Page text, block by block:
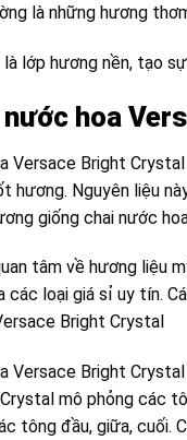
là những hương
lớp hương nền, tạo
hoa
Versace Bright
hương. Nguyên liệu
giống chai nước
tâm về hương liệu
các loại giá sỉ uy tín.
Bright Crystal
Versace Bright
mô phỏng các
tông đầu, giữa, cuối.